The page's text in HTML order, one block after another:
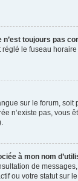
n’est toujours pas
le fuseau
sur le forum,
n’existe pas,
à mon nom
de
ou votre statut sur